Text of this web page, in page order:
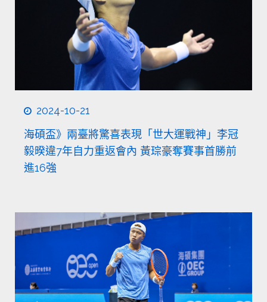
2024-10-21
海碩盃》兩臺將驚喜表現「世大運戰神」李冠
毅暌違7年自力重返會內 黃琮豪奪賽事首勝前
進16強